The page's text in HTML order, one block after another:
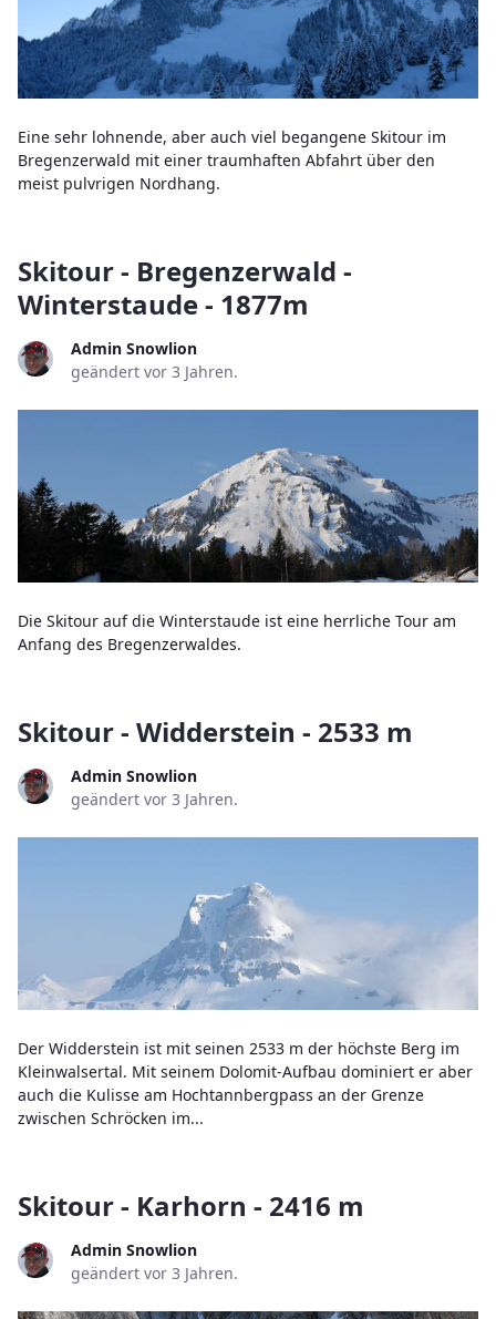
Eine sehr lohnende, aber auch viel begangene Skitour im
Bregenzerwald mit einer traumhaften Abfahrt über den
meist pulvrigen Nordhang.
Skitour - Bregenzerwald -
Winterstaude - 1877m
Admin Snowlion
geändert vor 3 Jahren.
Die Skitour auf die Winterstaude ist eine herrliche Tour am
Anfang des Bregenzerwaldes.
Skitour - Widderstein - 2533 m
Admin Snowlion
geändert vor 3 Jahren.
Der Widderstein ist mit seinen 2533 m der höchste Berg im
Kleinwalsertal. Mit seinem Dolomit-Aufbau dominiert er aber
auch die Kulisse am Hochtannbergpass an der Grenze
zwischen Schröcken im...
Skitour - Karhorn - 2416 m
Admin Snowlion
geändert vor 3 Jahren.